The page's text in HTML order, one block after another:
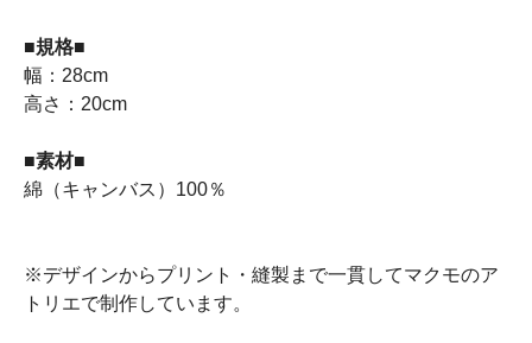
■規格■
幅：28cm
高さ：20cm
■素材■
綿（キャンバス）100％
※デザインからプリント・縫製まで一貫してマクモのア
トリエで制作しています。